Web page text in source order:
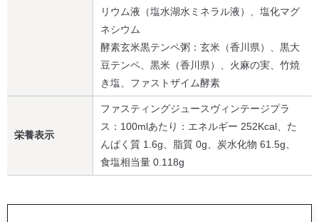
リウム液（塩水湖水ミネラル液）、塩化マグ
ネシウム
酵素玄米黒テンペ粥：玄米（香川県）、黒大
豆テンペ、黒米（香川県）、火麻の実、竹焼
き塩、ファストザイム酵素
栄養表示
ファスティングジュースヴィンテージプラ
ス：100mlあたり：エネルギー 252Kcal、た
んぱく質 1.6g、脂質 0g、炭水化物 61.5g、
食塩相当量 0.118g